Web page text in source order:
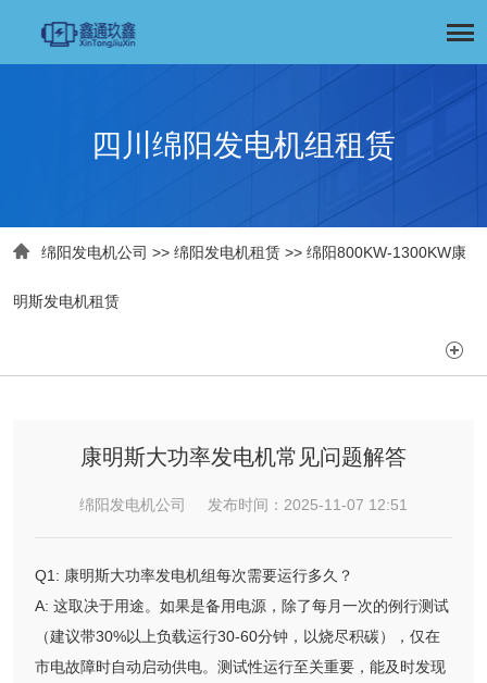
四川绵阳发电机组租赁
 绵阳发电机公司 >> 绵阳发电机租赁 >> 绵阳800KW-1300KW康
明斯发电机租赁

康明斯大功率发电机常见问题解答
绵阳发电机公司 发布时间：2025-11-07 12:51
Q1: 康明斯大功率发电机组每次需要运行多久？
A: 这取决于用途。如果是备用电源，除了每月一次的例行测试
（建议带30%以上负载运行30-60分钟，以烧尽积碳），仅在
市电故障时自动启动供电。测试性运行至关重要，能及时发现